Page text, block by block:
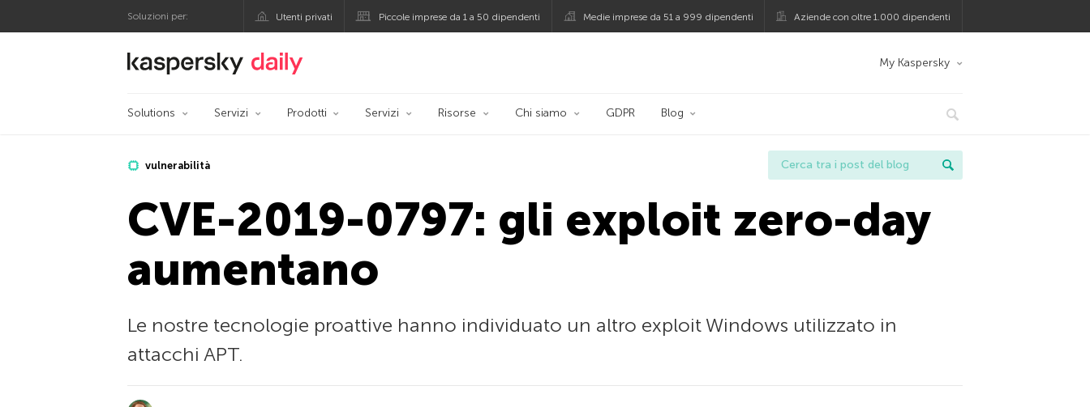
Soluzioni per: Utenti privati Piccole imprese da 1 a 50 dipendenti Medie imprese da 51 a 999 dipendenti Aziende con oltre 1.000 dipendenti
Blog ufficiale di Kaspersky My Kaspersky
Solutions Servizi Prodotti Servizi Risorse Chi siamo GDPR Blog
vulnerabilità
CVE-2019-0797: gli exploit zero-day
aumentano
Le nostre tecnologie proattive hanno individuato un altro exploit Windows utilizzato in
attacchi APT.